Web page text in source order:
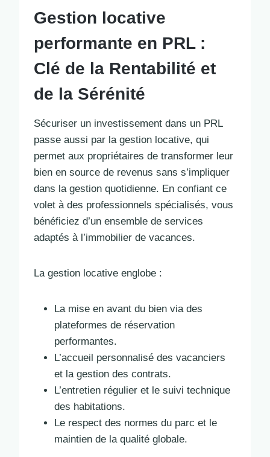
Gestion locative
performante en PRL :
Clé de la Rentabilité et
de la Sérénité
Sécuriser un investissement dans un PRL
passe aussi par la gestion locative, qui
permet aux propriétaires de transformer leur
bien en source de revenus sans s’impliquer
dans la gestion quotidienne. En confiant ce
volet à des professionnels spécialisés, vous
bénéficiez d’un ensemble de services
adaptés à l’immobilier de vacances.
La gestion locative englobe :
La mise en avant du bien via des
plateformes de réservation
performantes.
L’accueil personnalisé des vacanciers
et la gestion des contrats.
L’entretien régulier et le suivi technique
des habitations.
Le respect des normes du parc et le
maintien de la qualité globale.